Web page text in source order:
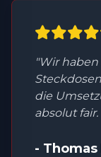
"Wir
die
absolut
- Thomas